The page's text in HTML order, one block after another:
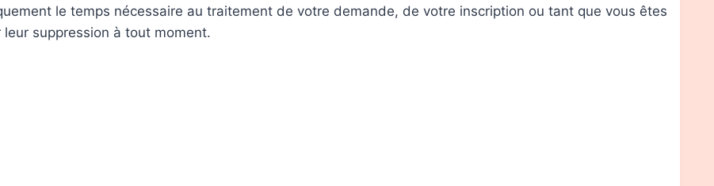
le temps nécessaire au traitement de votre demande, de votre inscription ou tant que vous êtes
suppression à tout moment.